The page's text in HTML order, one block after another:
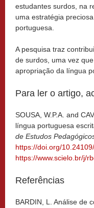
estudantes surdos, na
uma estratégia
portuguesa.
A pesquisa traz
de surdos, uma vez
apropriação da língua
Para ler o artigo,
SOUSA, W.P.A. and
língua portuguesa
de Estudos
https://doi.org/
https://www.scielo.br/j/
Referências
BARDIN, L. Análise de